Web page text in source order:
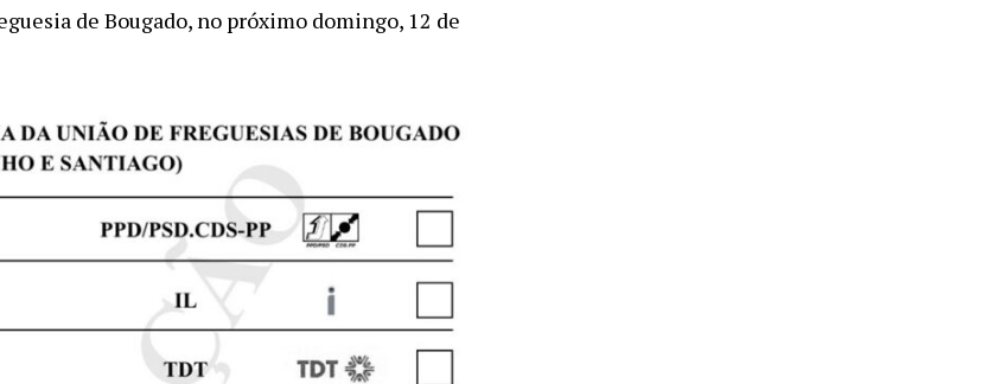
de Bougado, no próximo domingo, 12 de